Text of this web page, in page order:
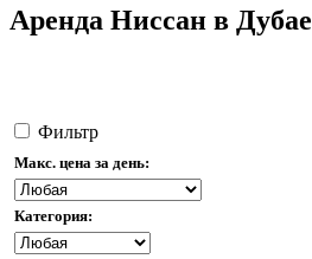
Аренда Ниссан в Дубае
Фильтр
Макс. цена за день:
Категория: